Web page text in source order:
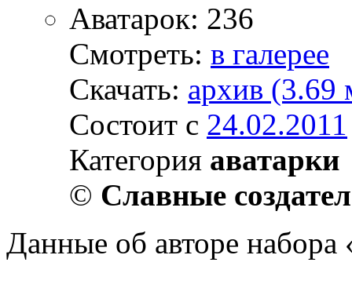
Аватарок: 236
Смотреть: в галерее
Скачать: архив (3.69
Состоит с 24.02.2011
Категория аватарки
© Славные
Данные об авторе набора